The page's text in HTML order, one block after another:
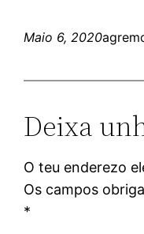
Maio 6, 2020
Deixa
O teu enderezo
Os campos
*